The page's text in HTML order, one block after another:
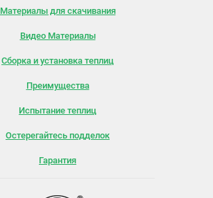
Материалы для скачивания
Видео Материалы
Сборка и установка теплиц
Преимущества
Испытание теплиц
Остерегайтесь подделок
Гарантия